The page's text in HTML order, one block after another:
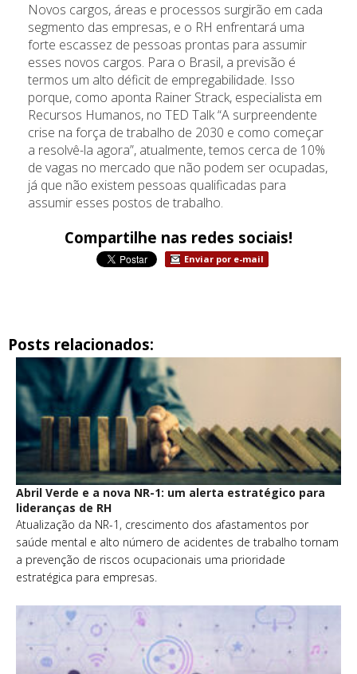
Novos cargos, áreas e processos surgirão em cada
segmento das empresas, e o RH enfrentará uma
forte escassez de pessoas prontas para assumir
esses novos cargos. Para o Brasil, a previsão é
termos um alto déficit de empregabilidade. Isso
porque, como aponta Rainer Strack, especialista em
Recursos Humanos, no TED Talk “A surpreendente
crise na força de trabalho de 2030 e como começar
a resolvê-la agora”, atualmente, temos cerca de 10%
de vagas no mercado que não podem ser ocupadas,
já que não existem pessoas qualificadas para
assumir esses postos de trabalho.
Compartilhe nas redes sociais!
Enviar por e-mail
Posts relacionados:
Abril Verde e a nova NR-1: um alerta estratégico para
lideranças de RH
Atualização da NR-1, crescimento dos afastamentos por
saúde mental e alto número de acidentes de trabalho tornam
a prevenção de riscos ocupacionais uma prioridade
estratégica para empresas.